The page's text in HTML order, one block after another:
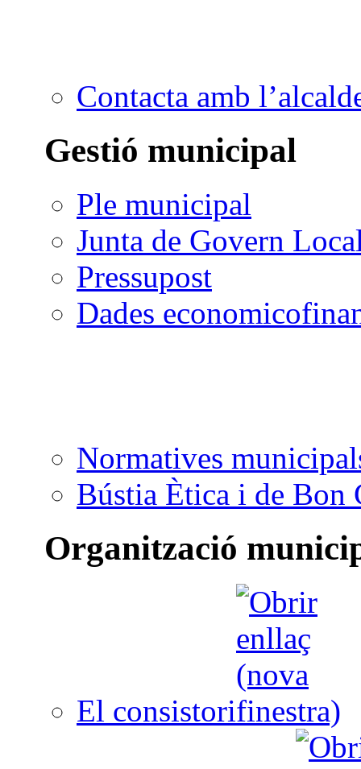
Contacta amb
Gestió municipal
Ple municipal
Junta de Govern
Pressupost
Dades
Normatives
Bústia Ètica i de Bon
Organització
El consistori